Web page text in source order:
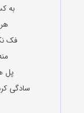
به
فک
پل
سادگی